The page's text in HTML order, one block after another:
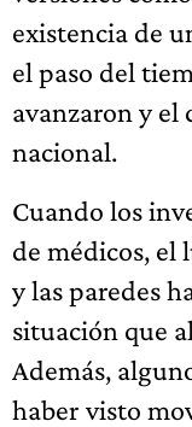
existencia de
el paso del
avanzaron y el
nacional.
Cuando los
de médicos, el
y las paredes
situación que
Además,
haber visto